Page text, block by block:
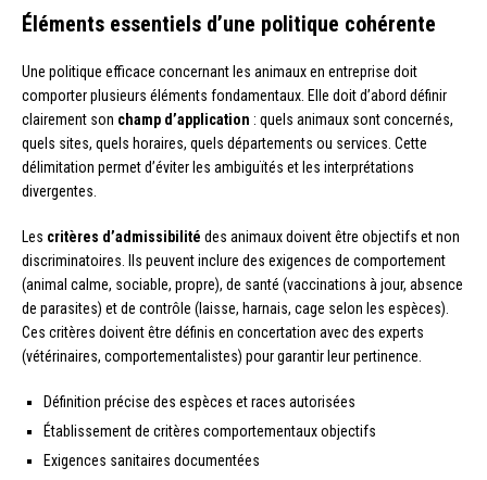
Éléments essentiels d’une politique cohérente
Une politique efficace concernant les animaux en entreprise doit
comporter plusieurs éléments fondamentaux. Elle doit d’abord définir
clairement son champ d’application : quels animaux sont concernés,
quels sites, quels horaires, quels départements ou services. Cette
délimitation permet d’éviter les ambiguïtés et les interprétations
divergentes.
Les critères d’admissibilité des animaux doivent être objectifs et non
discriminatoires. Ils peuvent inclure des exigences de comportement
(animal calme, sociable, propre), de santé (vaccinations à jour, absence
de parasites) et de contrôle (laisse, harnais, cage selon les espèces).
Ces critères doivent être définis en concertation avec des experts
(vétérinaires, comportementalistes) pour garantir leur pertinence.
Définition précise des espèces et races autorisées
Établissement de critères comportementaux objectifs
Exigences sanitaires documentées